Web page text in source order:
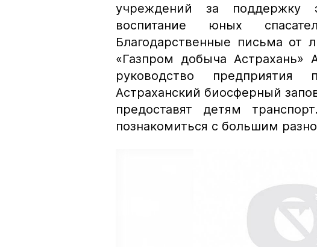
учреждений за поддержку
воспитание юных
Благодарственные письма от
«Газпром добыча Астрахань»
руководство предприятия
Астраханский биосферный
предоставят детям
познакомиться с большим